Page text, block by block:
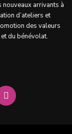
nouveaux arrivants à
d’ateliers et
des valeurs
du bénévolat.
Instagram